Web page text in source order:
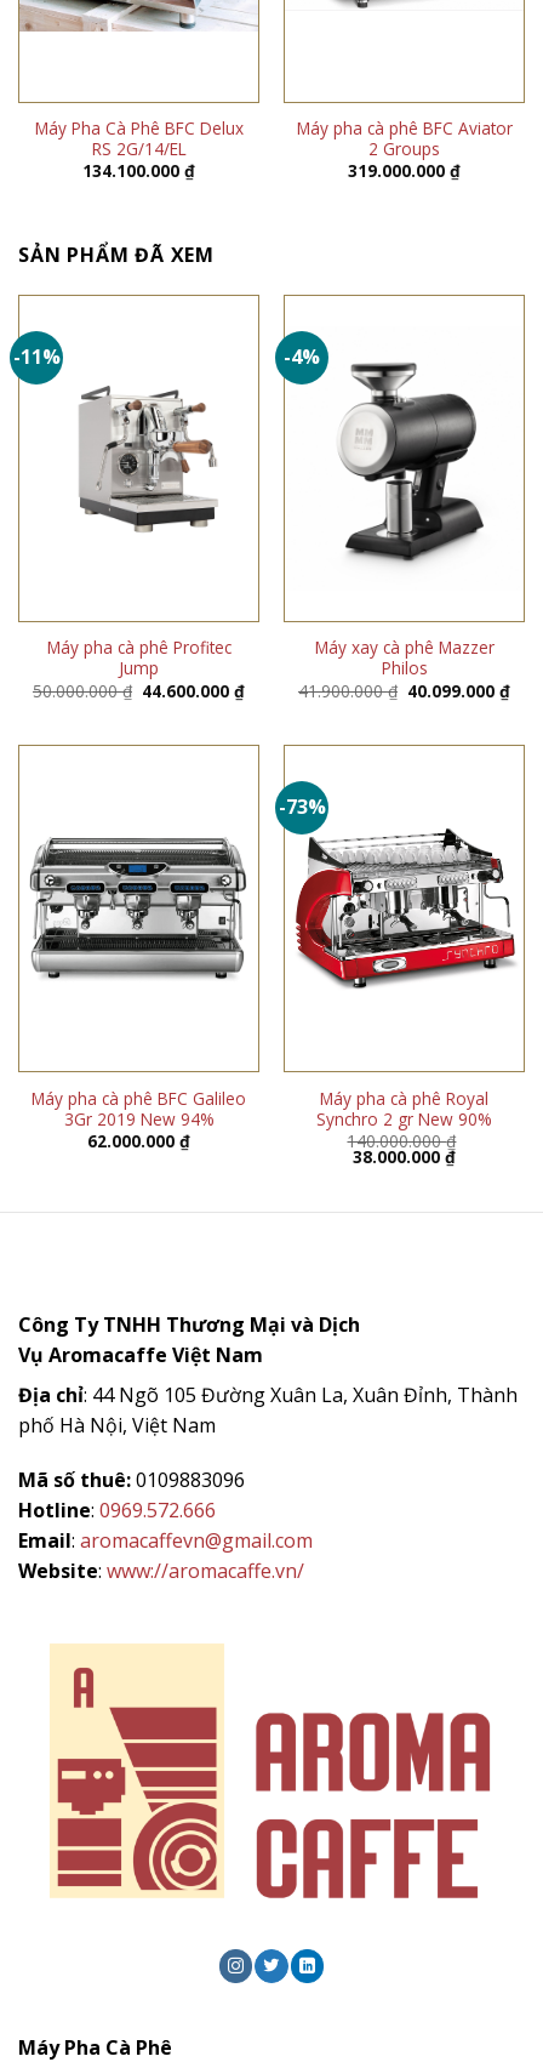
Máy Pha Cà Phê BFC Delux
RS 2G/14/EL
134.100.000 ₫
Máy pha cà phê BFC Aviator
2 Groups
319.000.000 ₫
SẢN PHẨM ĐÃ XEM
-11%
Máy pha cà phê Profitec
Jump
50.000.000₫ Giá
gốc
44.600.000₫Giá
44.600.000 ₫.
-4%
Máy xay cà phê Mazzer
Philos
41.900.000₫ Giá
gốc
40.099.000₫Giá
Máy pha cà phê BFC Galileo
3Gr 2019 New 94%
62.000.000 ₫
-73%
Máy pha cà phê Royal
Synchro 2 gr New 90%
140.000.000₫
Giá
gốc
38.000.000 ₫Giá
38.000.000
Công Ty TNHH Thương Mại và Dịch
Vụ Aromacaffe Việt Nam
Địa chỉ: 44 Ngõ 105 Đường Xuân La, Xuân Đỉnh, Thành
phố Hà Nội, Việt Nam
Mã số thuê:0109883096
Hotline: 0969.572.666
Email: aromacaffevn@gmail.com
Website: www://aromacaffe.vn/
Máy Pha Cà Phê